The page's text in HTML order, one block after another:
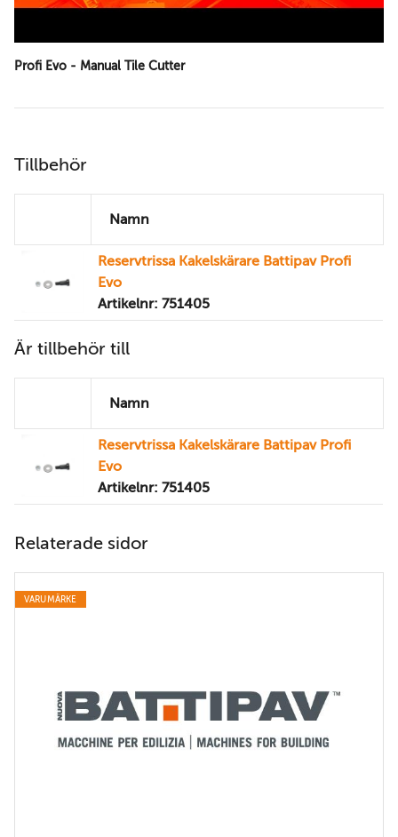
Profi Evo - Manual Tile Cutter
Tillbehör
Namn
Reservtrissa Kakelskärare Battipav Profi
Evo
Artikelnr: 751405
Är tillbehör till
Namn
Reservtrissa Kakelskärare Battipav Profi
Evo
Artikelnr: 751405
Relaterade sidor
VARUMÄRKE